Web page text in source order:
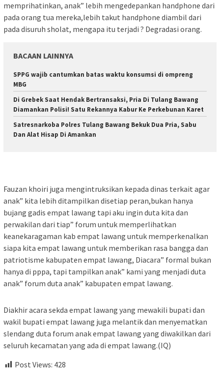
memprihatinkan, anak” lebih mengedepankan handphone dari
pada orang tua mereka,lebih takut handphone diambil dari
pada disuruh sholat, mengapa itu terjadi ? Degradasi orang.
BACAAN LAINNYA
SPPG wajib cantumkan batas waktu konsumsi di ompreng
MBG
Di Grebek Saat Hendak Bertransaksi, Pria Di Tulang Bawang
Diamankan Polisi! Satu Rekannya Kabur Ke Perkebunan Karet
Satresnarkoba Polres Tulang Bawang Bekuk Dua Pria, Sabu
Dan Alat Hisap Di Amankan
Fauzan khoiri juga mengintruksikan kepada dinas terkait agar
anak” kita lebih ditampilkan disetiap peran,bukan hanya
bujang gadis empat lawang tapi aku ingin duta kita dan
perwakilan dari tiap” forum untuk memperlihatkan
keanekaragaman kab empat lawang untuk memperkenalkan
siapa kita empat lawang untuk memberikan rasa bangga dan
patriotisme kabupaten empat lawang, Diacara” formal bukan
hanya di pppa, tapi tampilkan anak” kami yang menjadi duta
anak” forum duta anak” kabupaten empat lawang.
Diakhir acara sekda empat lawang yang mewakili bupati dan
wakil bupati empat lawang juga melantik dan menyematkan
slendang duta forum anak empat lawang yang diwakilkan dari
seluruh kecamatan yang ada di empat lawang.(IQ)
Post Views: 428